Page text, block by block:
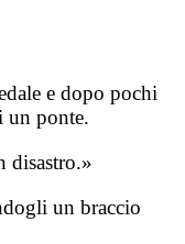
e dopo pochi
un ponte.
disastro.»
un braccio